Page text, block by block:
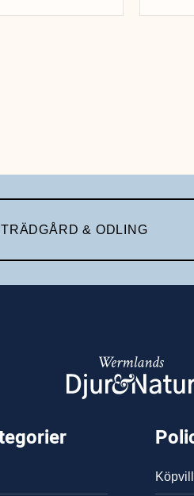
TRÄDGÅRD & ODLING